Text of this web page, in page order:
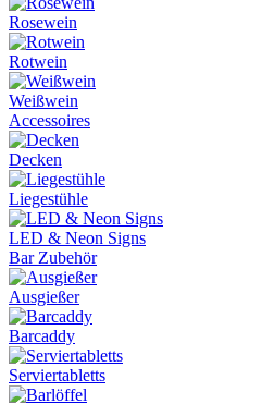
Rosewein
Rotwein
Weißwein
Accessoires
Decken
Liegestühle
LED & Neon Signs
Bar Zubehör
Ausgießer
Barcaddy
Serviertabletts